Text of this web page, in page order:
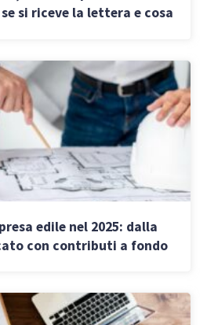
si riceve la lettera e cosa
edile nel 2025: dalla
con contributi a fondo